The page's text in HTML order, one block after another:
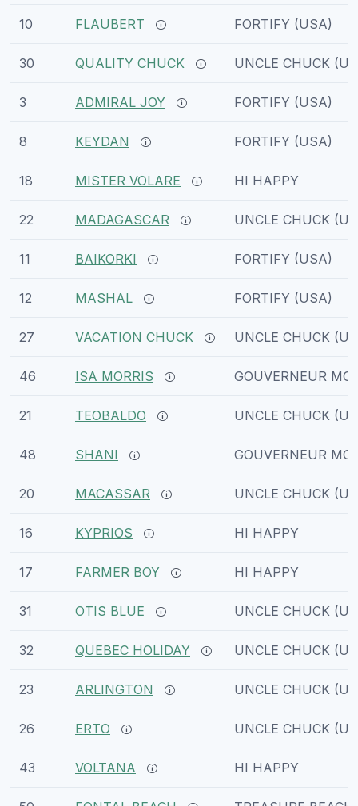
10 FLAUBERT FORTIFY (USA)
30 QUALITY CHUCK UNCLE CHUCK
3 ADMIRAL JOY FORTIFY (USA)
8 KEYDAN FORTIFY (USA)
18 MISTER VOLARE HI HAPPY
22 MADAGASCAR UNCLE CHUCK
11 BAIKORKI FORTIFY (USA)
12 MASHAL FORTIFY (USA)
27 VACATION CHUCK UNCLE CHUCK
46 ISA MORRIS GOUVERNEUR
21 TEOBALDO UNCLE CHUCK
48 SHANI GOUVERNEUR
20 MACASSAR UNCLE CHUCK
16 KYPRIOS HI HAPPY
17 FARMER BOY HI HAPPY
31 OTIS BLUE UNCLE CHUCK
32 QUEBEC HOLIDAY UNCLE CHUCK
23 ARLINGTON UNCLE CHUCK
26 ERTO UNCLE CHUCK
43 VOLTANA HI HAPPY